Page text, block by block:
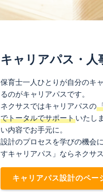
キャリアパス・人
保育士一人ひとりが自分のキ
るのがキャリアパスです。
ネクサスではキャリアパスの
でトータルでサポートいたし
い内容でお手元に。
設計のプロセスを学びの機会
すキャリアパス」ならネクサ
キャリアパス設計のペー